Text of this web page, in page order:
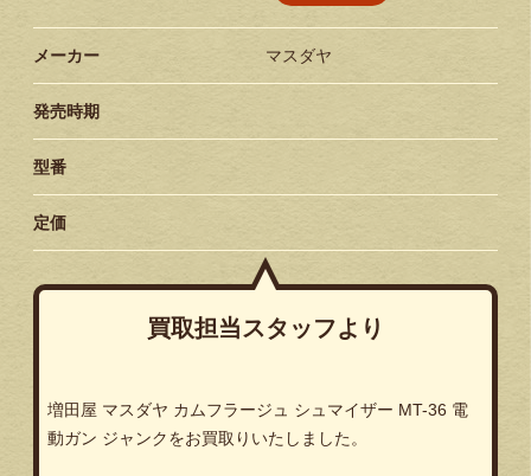
メーカー マスダヤ
発売時期
型番
定価
買取担当スタッフより
増田屋 マスダヤ カムフラージュ シュマイザー MT-36 電
動ガン ジャンクをお買取りいたしました。